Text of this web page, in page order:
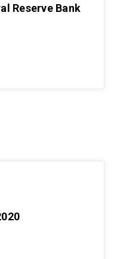
Reserve Bank